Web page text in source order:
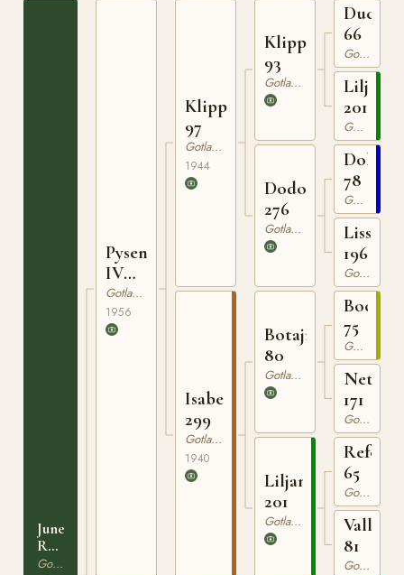
Junex
RUSS
8 Gotlandsruss
Pysen
IV
141 Gotlandsruss
1956
Klippman
97
Gotlandsruss
1944
Isabella
299
Gotlandsruss
1940
Klipp
93
Gotlandsruss
Dodo
276
Gotlandsruss
Botajr
80
Gotlandsruss
Liljan
201
Gotlandsruss
Ducke
66
Gotlandsruss
Liljan
201
Gotlandsruss
Dolle
78
Gotlandsruss
Lissi
196
Gotlandsruss
Bocack
75
Gotlandsruss
Netta
171
Gotlandsruss
Reform
65
Gotlandsruss
Vally
81
Gotlandsruss